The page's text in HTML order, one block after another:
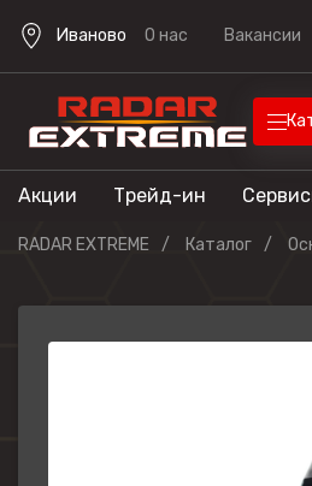
Иваново О нас Вакансии
Техника для отдыха
Экипировка
Акции Трейд-ин
RADAR EXTREME Каталог